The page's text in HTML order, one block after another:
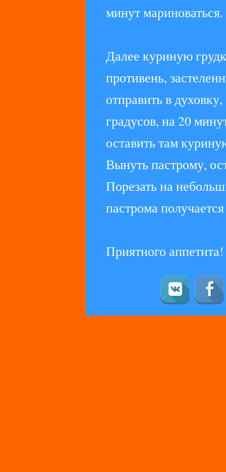
минут мариноваться.
Далее куриную
противень,
отправить в
градусов, на 20
оставить там
Вынуть пастрому,
Порезать на
пастрома
Приятного аппетита!